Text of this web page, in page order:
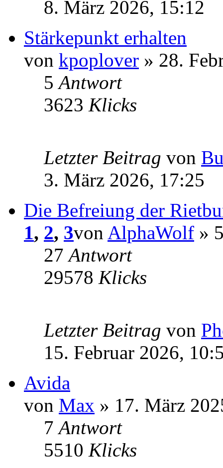
8. März 2026, 15:12
Stärkepunkt erhalten
von kpoplover » 28.
5Antwort
3623 Klicks
Letzter Beitrag von
3. März 2026, 17:25
Die Befreiung der
1, 2, 3von AlphaWolf »
27Antwort
29578 Klicks
Letzter Beitrag von
15. Februar 2026,
Avida
von Max » 17. März
7Antwort
5510 Klicks